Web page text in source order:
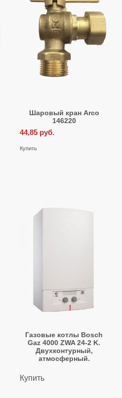
Шаровый кран Arco
146220
44,85 руб.
Купить
Газовые котлы Bosch
Gaz 4000 ZWA 24-2 K.
Двухконтурный,
атмосферный.
Купить